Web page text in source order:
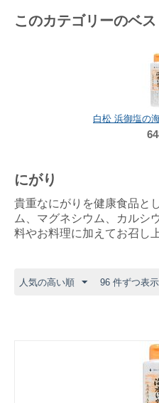
このカテゴリーのベ
白松 浜御塩の
にがり
貴重なにがりを健康食品と
ム、マグネシウム、カルシ
料やお料理に加えてお召し
人気の高い順 96 件ずつ表示